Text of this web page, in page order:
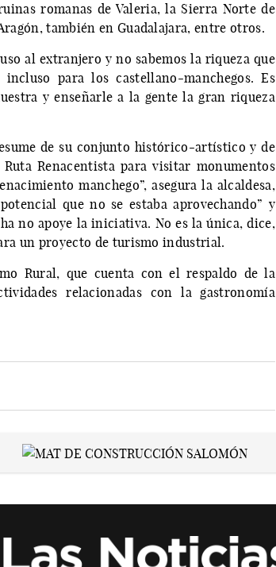
romanas de Valeria, la Sierra Norte de
también en Guadalajara, entre otros.
al extranjero y no sabemos la riqueza que
para los castellano-manchegos. Es
y enseñarle a la gente la gran riqueza
de su conjunto histórico-artístico y de
Renacentista para visitar monumentos
manchego”, asegura la alcaldesa,
que no se estaba aprovechando” y
no apoye la iniciativa. No es la única, dice,
un proyecto de turismo industrial.
Rural, que cuenta con el respaldo de la
relacionadas con la gastronomía